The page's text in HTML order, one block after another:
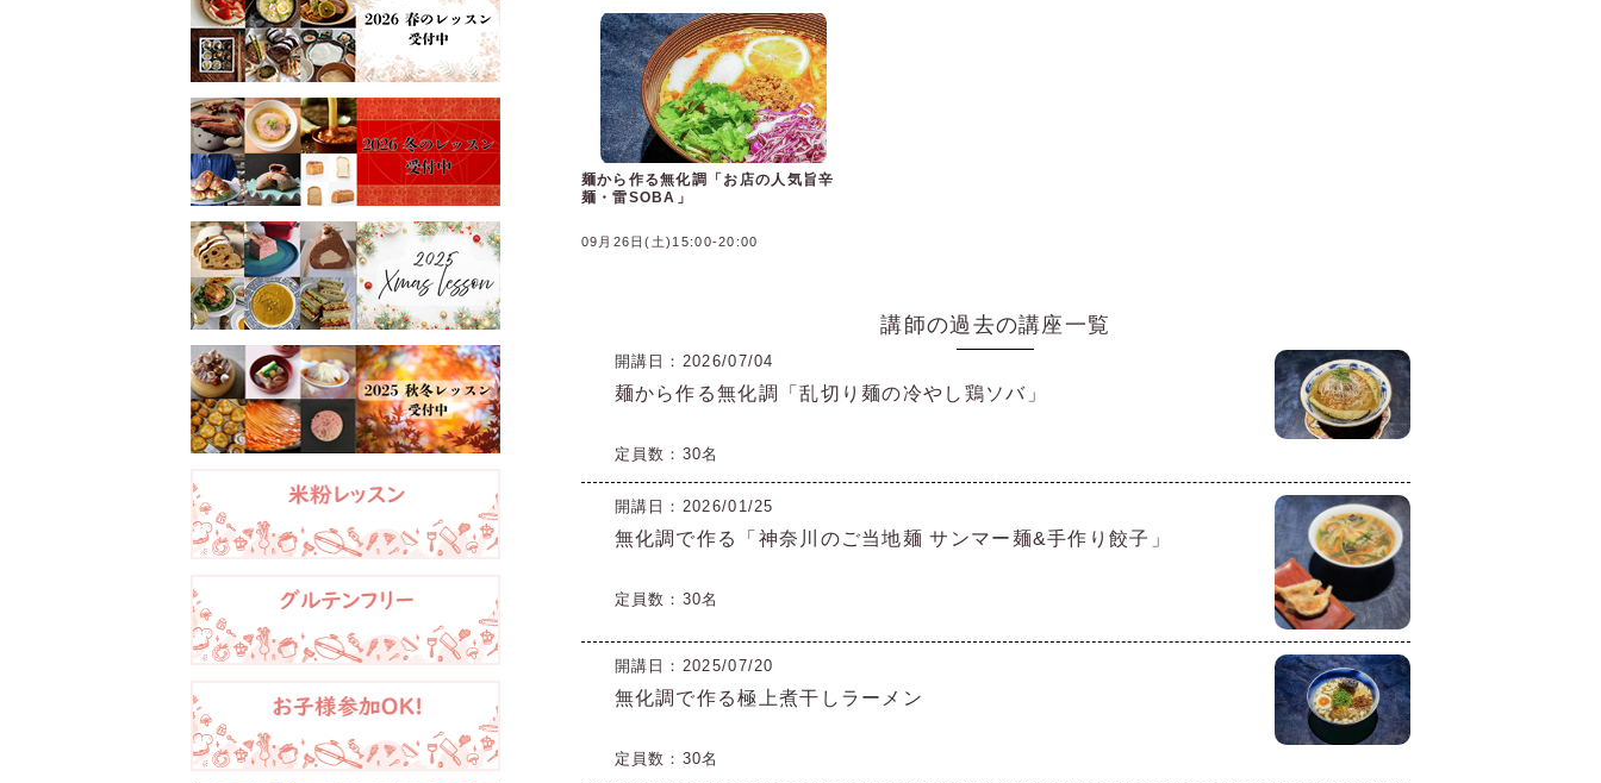
麺から作る無化調「お店の人気旨辛
麺・雷SOBA」
09月26日(土)15:00-20:00
講師の過去の講座一覧
開講日：2026/07/04
麺から作る無化調「乱切り麺の冷やし鶏ソバ」
定員数：30名
開講日：2026/01/25
無化調で作る「神奈川のご当地麺 サンマー麺&手作り餃子」
定員数：30名
開講日：2025/07/20
無化調で作る極上煮干しラーメン
定員数：30名